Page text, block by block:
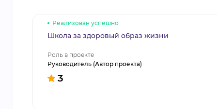
Реализован успешно
Школа за здоровый образ жизни
Роль в проекте
Руководитель (Автор проекта)
3